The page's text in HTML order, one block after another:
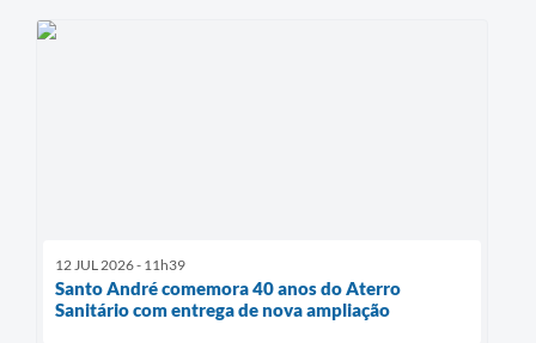
12 JUL 2026 - 11h39
Santo André comemora 40 anos do Aterro
Sanitário com entrega de nova ampliação